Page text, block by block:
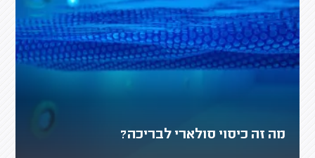
מה זה כיסוי סולארי לבריכה?